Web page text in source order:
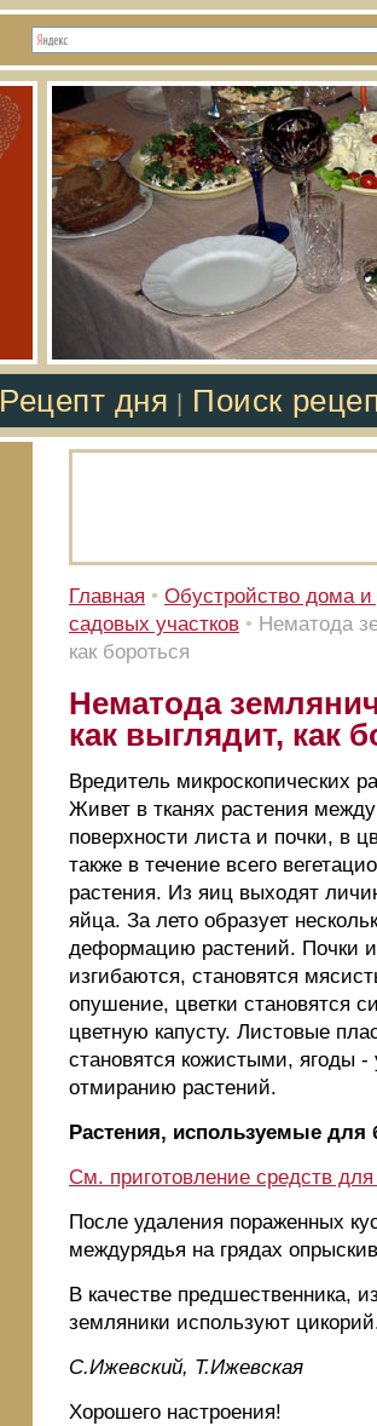
Рецепт дня Поиск
Главная • Обустройство дома и
садовых участков • Нематода
как бороться
Нематода
как выглядит, как
Вредитель микроскопических
Живет в тканях растения
поверхности листа и почки, в
также в течение всего
растения. Из яиц выходят
яйца. За лето образует
деформацию растений. Почки
изгибаются, становятся
опушение, цветки становятся
цветную капусту. Листовые
становятся кожистыми, ягоды
отмиранию растений.
Растения, используемые
См. приготовление средств
После удаления пораженных
междурядья на грядах
В качестве предшественника,
земляники используют
С.Ижевский, Т.Ижевская
Хорошего настроения!